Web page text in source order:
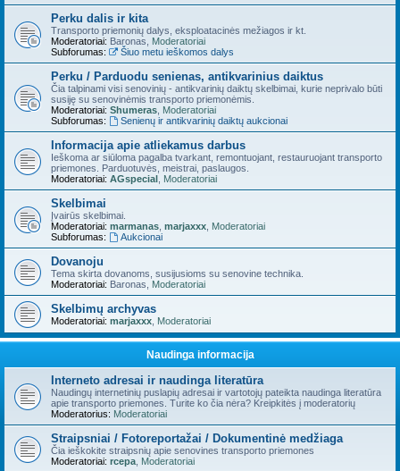
Perku dalis ir kita
Transporto priemonių dalys, eksploatacinės mežiagos ir kt.
Moderatoriai: Baronas
Moderatoriai
Subforumas:
Šiuo metu ieškomos dalys
Perku / Parduodu senienas, antikvarinius daiktus
Čia talpinami visi senovinių - antikvarinių daiktų skelbimai, kurie neprivalo būti
susiję su senovinėmis transporto priemonėmis.
Moderatoriai: Shumeras Moderatoriai
Subforumas:
Senienų ir antikvarinių daiktų aukcionai
Informacija apie atliekamus darbus
Ieškoma ar siūloma pagalba tvarkant, remontuojant, restauruojant transporto
priemones. Parduotuvės, meistrai, paslaugos.
Moderatoriai: AGspecial Moderatoriai
Skelbimai
Įvairūs skelbimai.
Moderatoriai: marmanas marjaxxx Moderatoriai
Subforumas:
Aukcionai
Dovanoju
Tema skirta dovanoms, susijusioms su senovine technika.
Moderatoriai: Baronas Moderatoriai
Skelbimų archyvas
Moderatoriai: marjaxxx Moderatoriai
Naudinga informacija
Interneto adresai ir naudinga literatūra
Naudingų internetinių puslapių adresai ir vartotojų pateikta naudinga literatūra
apie transporto priemones. Turite ko čia nėra? Kreipkitės į moderatorių
Moderatorius: Moderatoriai
Straipsniai / Fotoreportažai / Dokumentinė medžiaga
Čia ieškokite straipsnių apie senovines transporto priemones
Moderatoriai: rcepa Moderatoriai